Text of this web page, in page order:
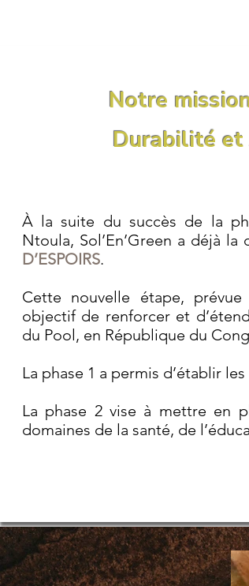
Notre
Durabilité
À la suite du succès de la
Ntoula, Sol’En’Green a déjà
D’ESPOIRS.
Cette nouvelle étape,
objectif de renforcer et
du Pool, en République du
La phase 1 a permis d’établir les
La phase 2 vise à mettre en
domaines de la santé, de